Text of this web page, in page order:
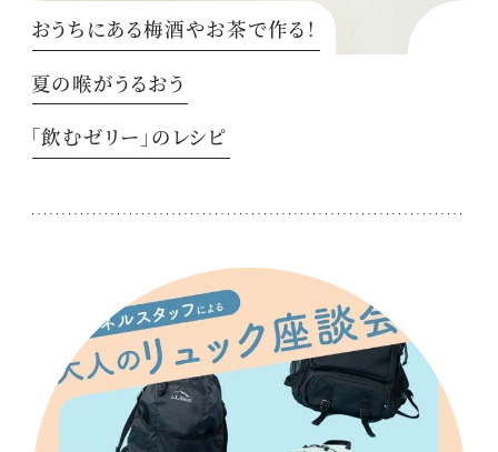
おうちにある梅酒やお茶で作る！
夏の喉がうるおう
「飲むゼリー」のレシピ